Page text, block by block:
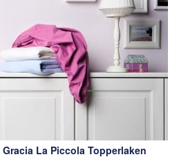
Gracia La Piccola Topperlaken